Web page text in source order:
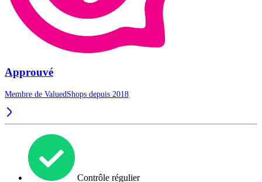
Approuvé
Membre de ValuedShops depuis 2018
Contrôle régulier